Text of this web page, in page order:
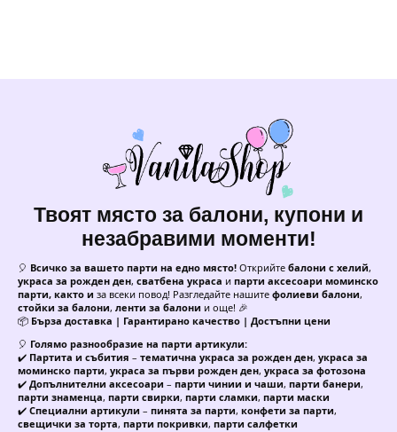
5
Твоят място за балони, купони и
незабравими моменти!
🎈 Всичко за вашето парти на едно място! Открийте балони с хелий,
украса за рожден ден, сватбена украса и парти аксесоари моминско
парти, както и за всеки повод! Разгледайте нашите фолиеви балони,
стойки за балони, ленти за балони и още! 🎉
📦 Бърза доставка | Гарантирано качество | Достъпни цени
🎈 Голямо разнообразие на парти артикули:
✔️ Партита и събития – тематична украса за рожден ден, украса за
моминско парти, украса за първи рожден ден, украса за фотозона
✔️ Допълнителни аксесоари – парти чинии и чаши, парти банери,
парти знаменца, парти свирки, парти сламки, парти маски
✔️ Специални артикули – пинята за парти, конфети за парти,
свещички за торта, парти покривки, парти салфетки